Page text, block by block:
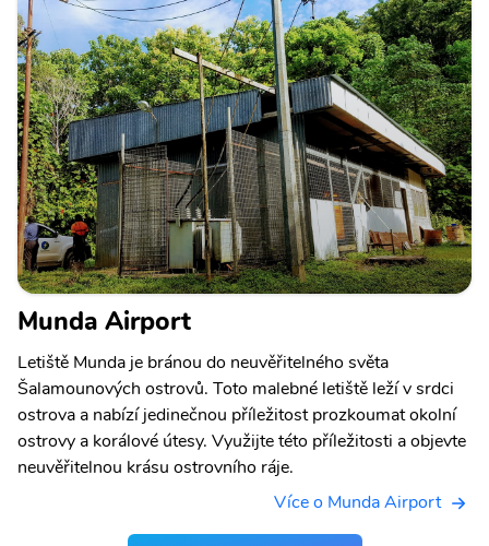
Munda Airport
Letiště Munda je bránou do neuvěřitelného světa
Šalamounových ostrovů. Toto malebné letiště leží v srdci
ostrova a nabízí jedinečnou příležitost prozkoumat okolní
ostrovy a korálové útesy. Využijte této příležitosti a objevte
neuvěřitelnou krásu ostrovního ráje.
Více o Munda Airport